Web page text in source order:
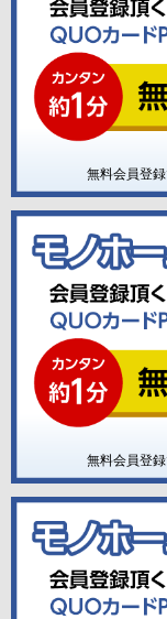
無料会員登
無料会員登